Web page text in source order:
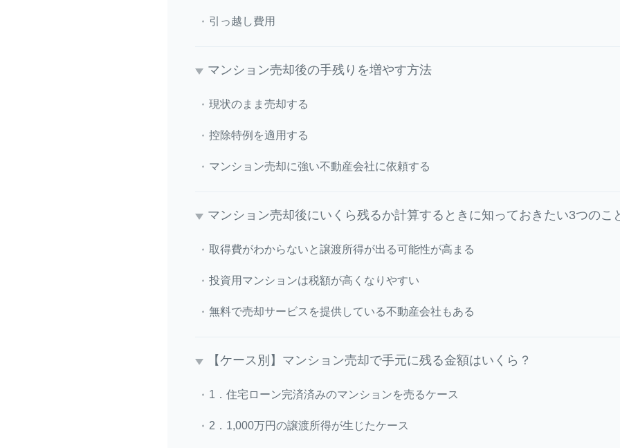
引っ越し費用
マンション売却後の手残りを増やす方法
現状のまま売却する
控除特例を適用する
マンション売却に強い不動産会社に依頼する
マンション売却後にいくら残るか計算するときに知っておきたい3つのこ
取得費がわからないと譲渡所得が出る可能性が高まる
投資用マンションは税額が高くなりやすい
無料で売却サービスを提供している不動産会社もある
【ケース別】マンション売却で手元に残る金額はいくら？
1．住宅ローン完済済みのマンションを売るケース
2．1,000万円の譲渡所得が生じたケース